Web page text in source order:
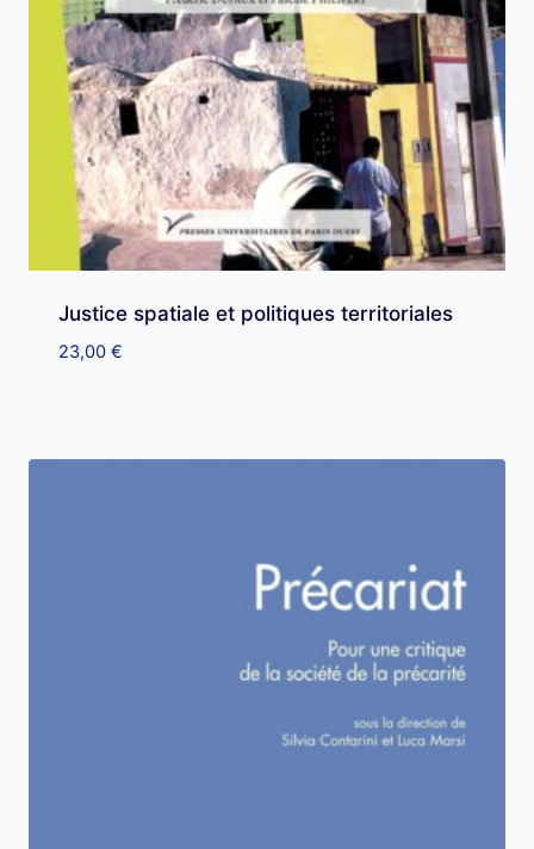
Justice spatiale et politiques territoriales
23,00 €